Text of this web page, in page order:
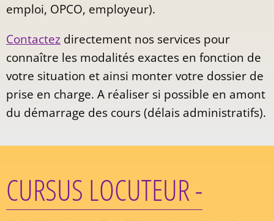
emploi, OPCO, employeur).
Contactez directement nos services pour
connaître les modalités exactes en fonction de
votre situation et ainsi monter votre dossier de
prise en charge. A réaliser si possible en amont
du démarrage des cours (délais administratifs).
CURSUS LOCUTEUR -